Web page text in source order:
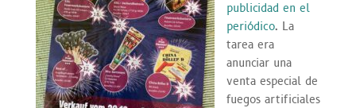
publicidad en el
periódico. La
tarea era
anunciar una
venta especial de
fuegos artificiales